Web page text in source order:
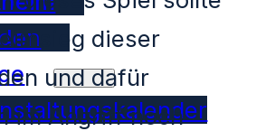
dieser
und dafür
im Angriff noch